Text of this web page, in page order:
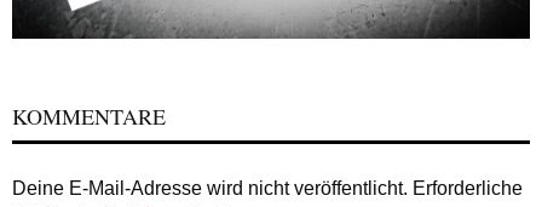
KOMMENTARE
Deine E-Mail-Adresse wird nicht veröffentlicht. Erforderliche